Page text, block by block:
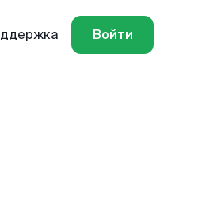
Войти